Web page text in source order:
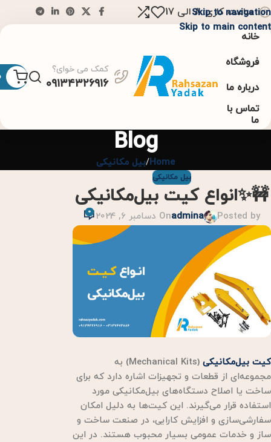
Skip to navigation
Skip to main content
ساعت کاری: 8 الی 17
خانه
فروشگاه
درباره ما
تماس با
ما
کمک می خوای؟
۰۹۱۳۴۳۲۶۹۱۶
Blog
Home بیل مکانیکی
بیل مکانیکی
🚧✨انواع کیت بیل‌مکانیکی
Posted by
adminaOn دسامبر 6, 2024 0
کیت بیل‌مکانیکی
(Mechanical Kits) به
مجموعه‌ای از قطعات و تجهیزات اشاره دارد که برای
ساخت یا اصلاح دستگاه‌های بیل‌مکانیکی مورد
استفاده قرار می‌گیرند. این کیت‌ها به دلیل امکان
سفارشی‌سازی و افزایش کارایی، در صنعت ساخت و
ساز و خدمات عمومی بسیار محبوب هستند. در این